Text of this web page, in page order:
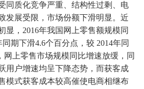
同质化竞争严重、结构性过剩、电
发展受限，市场份额下滑明显。近
显，2016年我国网上零售额规模同
期下滑4.6个百分点，较 2014年同
网上零售市场规模同比增速放缓，同
用户增速均呈下降态势，而获客成
模式获客成本较高催使电商相继布